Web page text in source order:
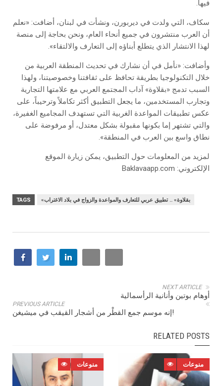
فيها.
سكاف، التي ولدت في ديربورن، ونشأت في لبنان، أضافت: «نعلم
أن العرب منتشرون في جميع أنحاء العام، ونحن بحاجة إلى منصة
لهذا الانتشار الذي يتطلع أبناؤه إلى التعارف والالتقاء».
وأضافت: «نأمل في أن نشارك في تحديث المنطقة العربية من
خلال التكنولوجيا بطريقة تحافظ على ثقافتنا وخصوصيتنا، ولهذا
السبب تدمج «بقلاوة» آداب المجتمع العربي مع علامتها التجارية
وتجارب المستخدمين، ما يجعل التطبيق أكثر تكاملاً وترحيباً، على
عكس تطبيقات المواعدة الغربية التي تستهدف المجاميع الغفيرة،
والتي تشتهر إما بكونها مقبولة بشكل معتدل، أو مرفوضة على
نطاق واسع بين العرب في المنطقة».
لمزيد من المعلومات حول التطبيق، يمكن زيارة الموقع
الإلكتروني: Baklavaapp.com
TAGS «بقلاوة» .. تطبيق عربي للتعارف والمواعدة والزواج في بلاد الاغتراب
NEXT ARTICLE
أوهام بوتين وأنانية الرأسمالية
PREVIOUS ARTICLE
إنه موسم جمع القطْر من أشجار القيقب في ميشيغن!
RELATED POSTS
منوعات منوعات